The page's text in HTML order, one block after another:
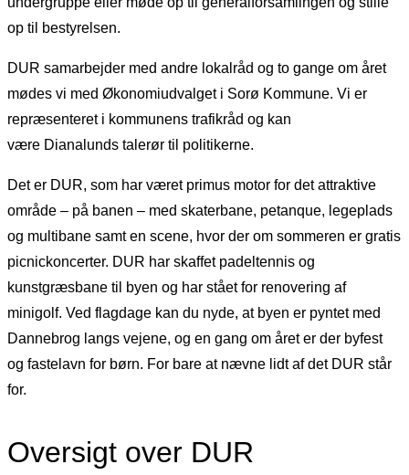
op til bestyrelsen.
DUR samarbejder med andre lokalråd og to gange om året
mødes vi med Økonomiudvalget i Sorø Kommune. Vi er
repræsenteret i kommunens trafikråd og kan
være Dianalunds talerør til politikerne.
Det er DUR, som har været primus motor for det attraktive
område – på banen – med skaterbane, petanque, legeplads
og multibane samt en scene, hvor der om sommeren er gratis
picnickoncerter. DUR har skaffet padeltennis og
kunstgræsbane til byen og har stået for renovering af
minigolf. Ved flagdage kan du nyde, at byen er pyntet med
Dannebrog langs vejene, og en gang om året er der byfest
og fastelavn for børn. For bare at nævne lidt af det DUR står
for.
Oversigt over DUR